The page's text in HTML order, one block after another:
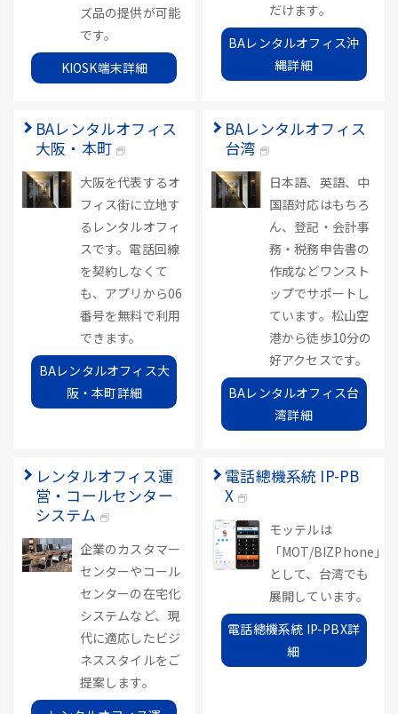
ズ品の提供が可能
です。
KIOSK端末詳細
だけます。
BAレンタルオフィス沖
縄詳細
BAレンタルオフィス
大阪・本町
大阪を代表するオ
フィス街に立地す
るレンタルオフィ
スです。電話回線
を契約しなくて
も、アプリから06
番号を無料で利用
できます。
BAレンタルオフィス大
阪・本町詳細
BAレンタルオフィス
台湾
日本語、英語、中
国語対応はもちろ
ん、登記・会計事
務・税務申告書の
作成などワンスト
ップでサポートし
ています。松山空
港から徒歩10分の
好アクセスです。
BAレンタルオフィス台
湾詳細
レンタルオフィス運
営・コールセンター
システム
企業のカスタマー
センターやコール
センターの在宅化
システムなど、現
代に適応したビジ
ネススタイルをご
提案します。
電話總機系統 IP-PB
X
モッテルは
「MOT/BIZPhone」
として、台湾でも
展開しています。
電話總機系統 IP-PBX詳
細